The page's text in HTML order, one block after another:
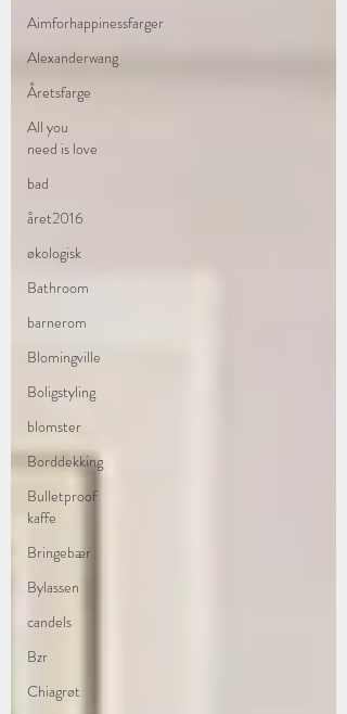
Aimforhappinessfarger
Alexanderwang
Åretsfarge
All you
need is love
bad
året2016
økologisk
Bathroom
barnerom
Blomingville
Boligstyling
blomster
Borddekking
Bulletproof
kaffe
Bringebær
Bylassen
candels
Bzr
Chiagrøt